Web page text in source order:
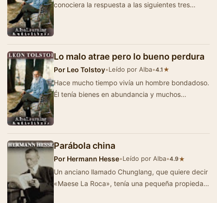
conociera la respuesta a las siguientes tres
Lo malo atrae pero lo bueno perdura
Por Leo Tolstoy•Leído por Alba•4.1★
Hace mucho tiempo vivía un hombre bondadoso.
Él tenía bienes en abundancia y muchos
Parábola china
Por Hermann Hesse•Leído por Alba•4.9★
Un anciano llamado Chunglang, que quiere decir
«Maese La Roca», tenía una pequeña propiedad